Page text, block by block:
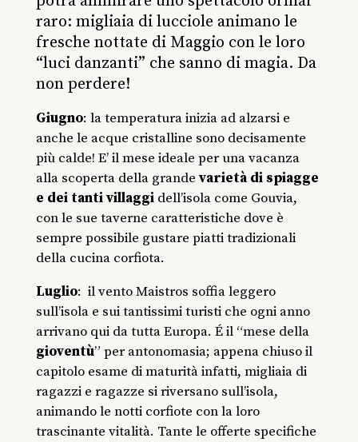
raro: migliaia di lucciole animano le
fresche nottate di Maggio con le loro
“luci danzanti” che sanno di magia. Da
non perdere!
Giugno: la temperatura inizia ad alzarsi e
anche le acque cristalline sono decisamente
più calde! E’ il mese ideale per una vacanza
alla scoperta della grandevarietà di spiagge
e dei tanti villaggidell’isola come Gouvia,
con le sue taverne caratteristiche dove è
sempre possibile gustare piatti tradizionali
della cucina corfiota.
Luglio: il vento Maistros soffia leggero
sull’isola e sui tantissimi turisti che ogni anno
arrivano qui da tutta Europa. É il “mese della
gioventù” per antonomasia; appena chiuso il
capitolo esame di maturità infatti, migliaia di
ragazzi e ragazze si riversano sull’isola,
animando le notti corfiote con la loro
trascinante vitalità. Tante le offerte specifiche